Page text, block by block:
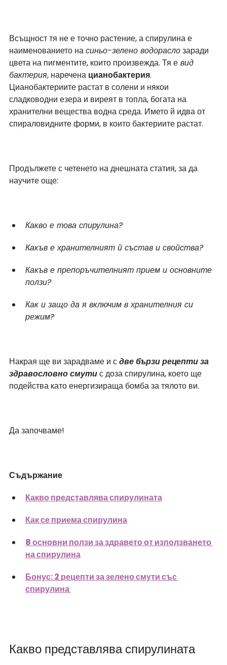
Всъщност тя не е точно растение, а спирулина е
наименованието на синьо-зелено водорасло заради
цвета на пигментите, които произвежда. Тя е вид
бактерия, наречена цианобактерия.
Цианобактериите растат в солени и някои
сладководни езера и виреят в топла, богата на
хранителни вещества водна среда. Името й идва от
спираловидните форми, в които бактериите растат.
Продължете с четенето на днешната статия, за да
научите още:
Какво е това спирулина?
Какъв е хранителният й състав и свойства?
Какъв е препоръчителният прием и основните
ползи?
Как и защо да я включим в хранителния си
режим?
Накрая ще ви зарадваме и с две бързи рецепти за
здравословно смути с доза спирулина, което ще
подейства като енергизираща бомба за тялото ви.
Да започваме!
Съдържание
Какво представлява спирулината
Как се приема спирулина
8 основни ползи за здравето от използването
на спирулина
Бонус: 2 рецепти за зелено смути със
спирулина
Какво представлява спирулината